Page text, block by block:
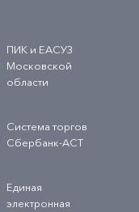
ПИК и ЕАСУЗ
Московской
области
Система торгов
Сбербанк-АСТ
Единая
электронная